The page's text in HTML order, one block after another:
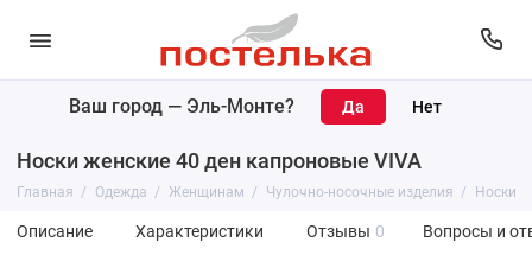
Ваш город — Эль-Монте?
Носки женские 40 ден капроновые VIVA
Главная Одежда Женщинам Чулочно-носочные изделия Носки
Описание Характеристики Отзывы 0 Вопросы и